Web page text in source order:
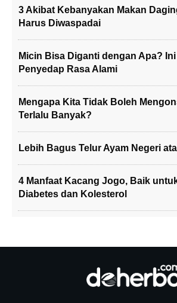
3 Akibat Kebanyakan Makan
Harus Diwaspadai
Micin Bisa Diganti dengan Apa?
Penyedap Rasa Alami
Mengapa Kita Tidak Boleh
Terlalu Banyak?
Lebih Bagus Telur Ayam Negeri
4 Manfaat Kacang Jogo, Baik
Diabetes dan Kolesterol